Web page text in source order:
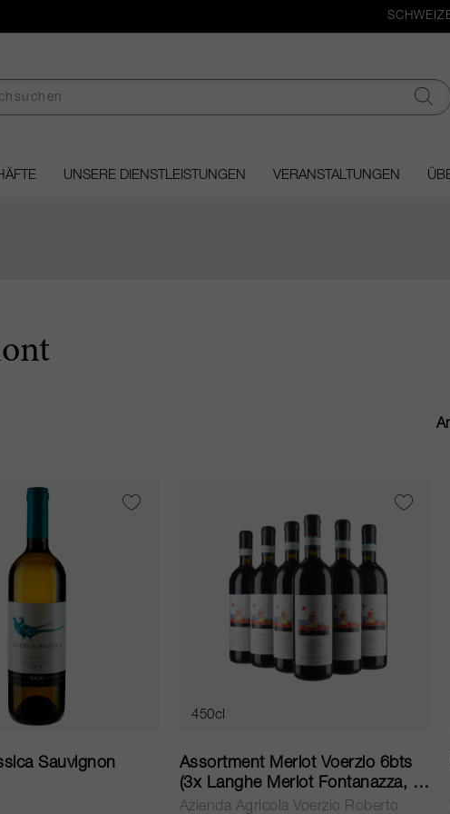
UNSERE DIENSTLEISTUNGEN VERANSTALTUNGEN
Sauvignon
450cl
Assortment Merlot Voerzio 6bts
(3x Langhe Merlot Fontanazza, 3x
Langhe Merlot Pissota) 2013
Azienda Agricola Voerzio Roberto